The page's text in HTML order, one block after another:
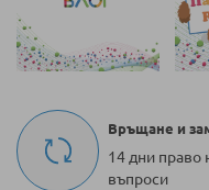
Връщане и
14 дни право
въпроси